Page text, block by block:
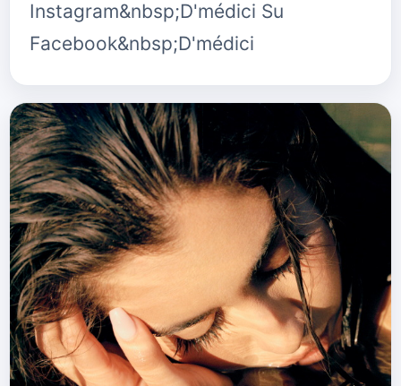
Instagram&nbsp;D'médici Su
Facebook&nbsp;D'médici